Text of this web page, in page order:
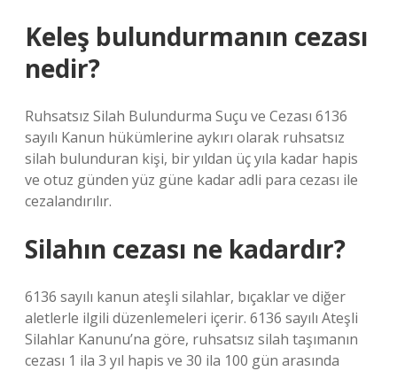
Keleş bulundurmanın cezası
nedir?
Ruhsatsız Silah Bulundurma Suçu ve Cezası 6136
sayılı Kanun hükümlerine aykırı olarak ruhsatsız
silah bulunduran kişi, bir yıldan üç yıla kadar hapis
ve otuz günden yüz güne kadar adli para cezası ile
cezalandırılır.
Silahın cezası ne kadardır?
6136 sayılı kanun ateşli silahlar, bıçaklar ve diğer
aletlerle ilgili düzenlemeleri içerir. 6136 sayılı Ateşli
Silahlar Kanunu’na göre, ruhsatsız silah taşımanın
cezası 1 ila 3 yıl hapis ve 30 ila 100 gün arasında